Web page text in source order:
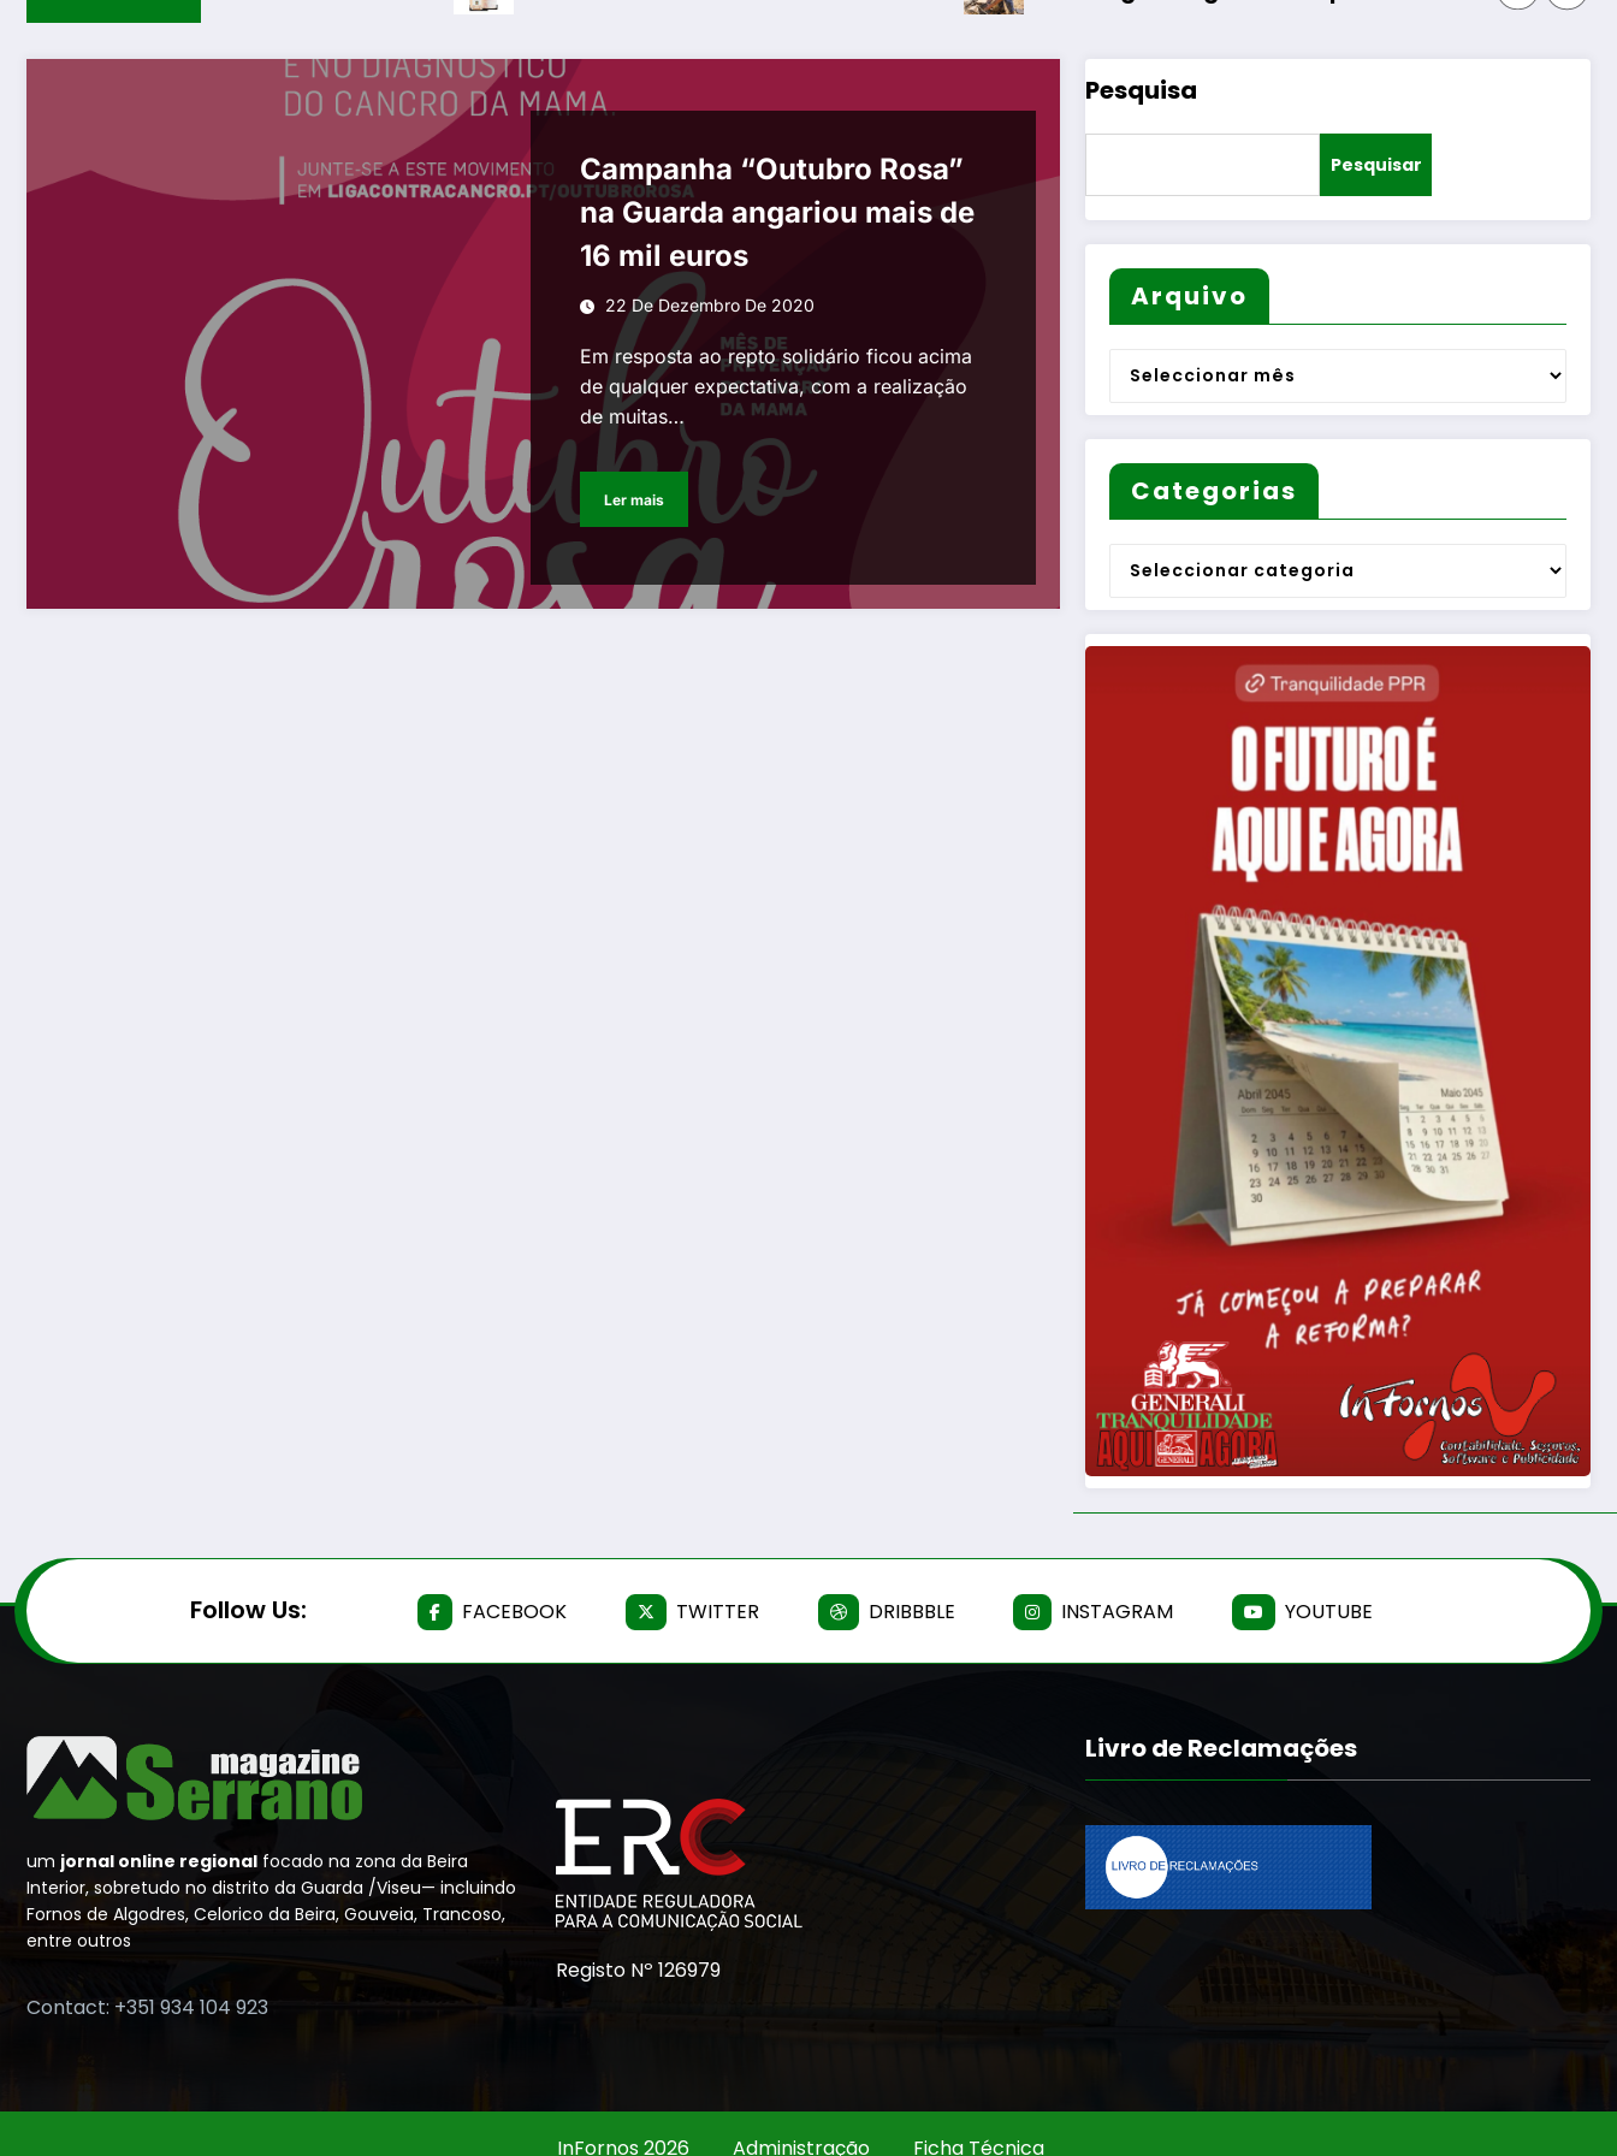
Campanha “Outubro Rosa”
na Guarda angariou mais de
16 mil euros
22 De Dezembro De 2020
Em resposta ao repto solidário ficou acima
de qualquer expectativa, com a realização
de muitas…
Ler mais
Pesquisa
Pesquisar
Arquivo
Arquivo
Categorias
Categorias
Follow Us: FACEBOOK TWITTER DRIBBBLE INSTAGRAM YOUTUBE
um jornal online regional focado na zona da Beira
Interior, sobretudo no distrito da Guarda /Viseu— incluindo
Fornos de Algodres, Celorico da Beira, Gouveia, Trancoso,
entre outros
Contact: +351 934 104 923
Registo Nº 126979
Livro de Reclamações
InFornos 2026 Administração Ficha Técnica